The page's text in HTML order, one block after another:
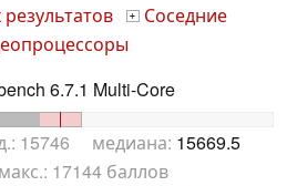
+ Соседние
6.7.1 Multi-Core
15746 медиана: 15669.5
17144 баллов